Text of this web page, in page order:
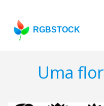
RGBSTOCK
Uma flor